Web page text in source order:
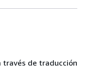
través de traducción